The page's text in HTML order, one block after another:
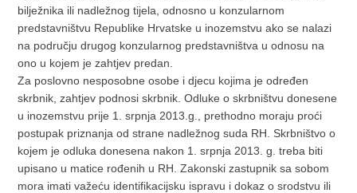
bilježnika ili nadležnog tijela, odnosno u konzularnom
predstavništvu Republike Hrvatske u inozemstvu ako se nalazi
na području drugog konzularnog predstavništva u odnosu na
ono u kojem je zahtjev predan.
Za poslovno nesposobne osobe i djecu kojima je određen
skrbnik, zahtjev podnosi skrbnik. Odluke o skrbništvu donesene
u inozemstvu prije 1. srpnja 2013.g., prethodno moraju proći
postupak priznanja od strane nadležnog suda RH. Skrbništvo o
kojem je odluka donesena nakon 1. srpnja 2013. g. treba biti
upisano u matice rođenih u RH. Zakonski zastupnik sa sobom
mora imati važeću identifikacijsku ispravu i dokaz o srodstvu ili